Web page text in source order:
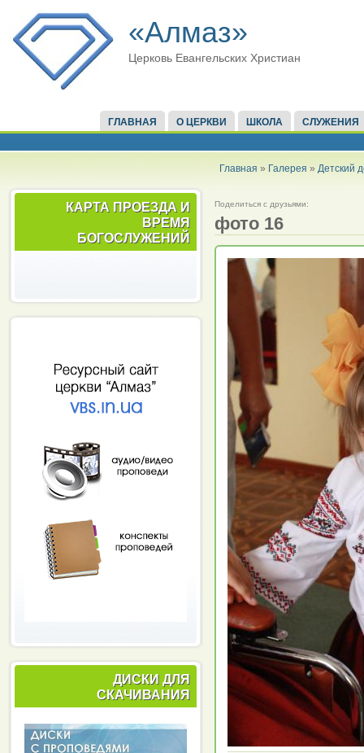
«Алмаз»
Церковь Евангельских Христиан
ГЛАВНАЯ О ЦЕРКВИ ШКОЛА СЛУЖЕНИЯ
Главная » Галерея » Детский
КАРТА ПРОЕЗДА И
ВРЕМЯ
БОГОСЛУЖЕНИЙ
ДИСКИ ДЛЯ
СКАЧИВАНИЯ
Поделиться с друзьями:
фото 16